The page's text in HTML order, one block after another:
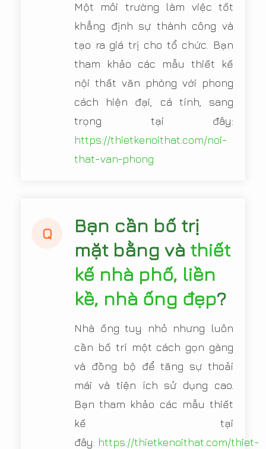
Một môi trường làm việc tốt
khẳng định sự thành công và
tạo ra giá trị cho tổ chức. Bạn
tham khảo các mẫu thiết kế
nội thất văn phòng với phong
cách hiện đại, cá tính, sang
trọng tại đây:
https://thietkenoithat.com/noi-
that-van-phong
Q
Bạn cần bố trị
mặt bằng và thiết
kế nhà phố, liền
kề, nhà ống đẹp?
Nhà ống tuy nhỏ nhưng luôn
cần bố trí một cách gọn gàng
và đồng bộ để tăng sự thoải
mái và tiện ích sử dụng cao.
Bạn tham khảo các mẫu thiết
kế tại
đây: https://thietkenoithat.com/thiet-